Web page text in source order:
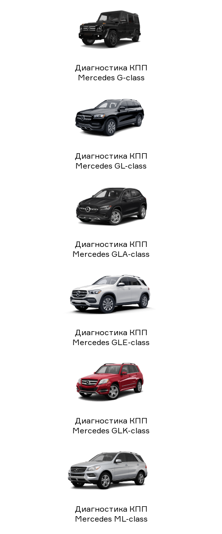
Диагностика КПП
Mercedes G-class
Диагностика КПП
Mercedes GL-class
Диагностика КПП
Mercedes GLA-class
Диагностика КПП
Mercedes GLE-class
Диагностика КПП
Mercedes GLK-class
Диагностика КПП
Mercedes ML-class